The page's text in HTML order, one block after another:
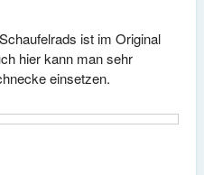
ist im Original
hier kann man sehr
einsetzen.